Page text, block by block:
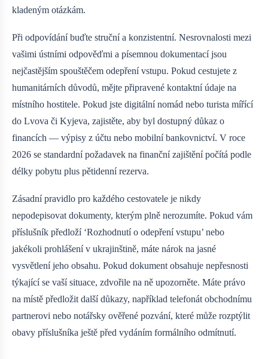
kladeným otázkám.
Při odpovídání buďte struční a konzistentní. Nesrovnalosti mezi
vašimi ústními odpověďmi a písemnou dokumentací jsou
nejčastějším spouštěčem odepření vstupu. Pokud cestujete z
humanitárních důvodů, mějte připravené kontaktní údaje na
místního hostitele. Pokud jste digitální nomád nebo turista mířící
do Lvova či Kyjeva, zajistěte, aby byl dostupný důkaz o
financích — výpisy z účtu nebo mobilní bankovnictví. V roce
2026 se standardní požadavek na finanční zajištění počítá podle
délky pobytu plus pětidenní rezerva.
Zásadní pravidlo pro každého cestovatele je nikdy
nepodepisovat dokumenty, kterým plně nerozumíte. Pokud vám
příslušník předloží ‘Rozhodnutí o odepření vstupu’ nebo
jakékoli prohlášení v ukrajinštině, máte nárok na jasné
vysvětlení jeho obsahu. Pokud dokument obsahuje nepřesnosti
týkající se vaší situace, zdvořile na ně upozorněte. Máte právo
na místě předložit další důkazy, například telefonát obchodnímu
partnerovi nebo notářsky ověřené pozvání, které může rozptýlit
obavy příslušníka ještě před vydáním formálního odmítnutí.